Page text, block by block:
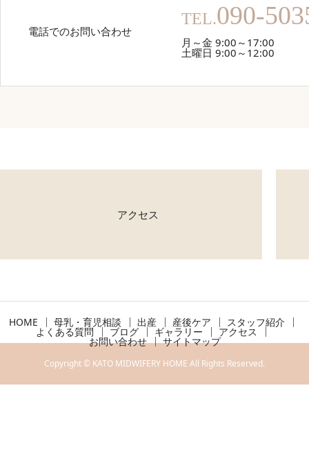
電話でのお問い合わせ
TEL.090-
月～金 9:00～17:00
土曜日 9:00～12:00
アクセス
HOME 母乳・育児相談 出産 産後ケア スタッフ紹介
よくある質問 ブログ ギャラリー アクセス
お問い合わせ サイトマップ
Copyright © KATO MIDWIFERY HOME All Rights Reserved.